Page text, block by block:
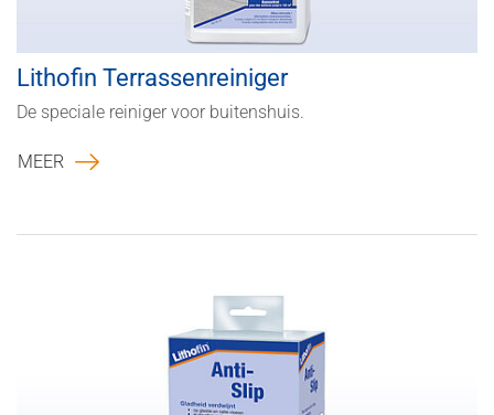
Lithofin Terrassenreiniger
De speciale reiniger voor buitenshuis.
MEER